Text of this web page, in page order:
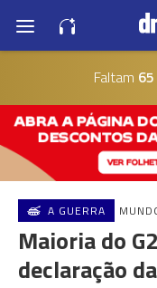
Faltam
A GUERRA
Maioria do
declaração